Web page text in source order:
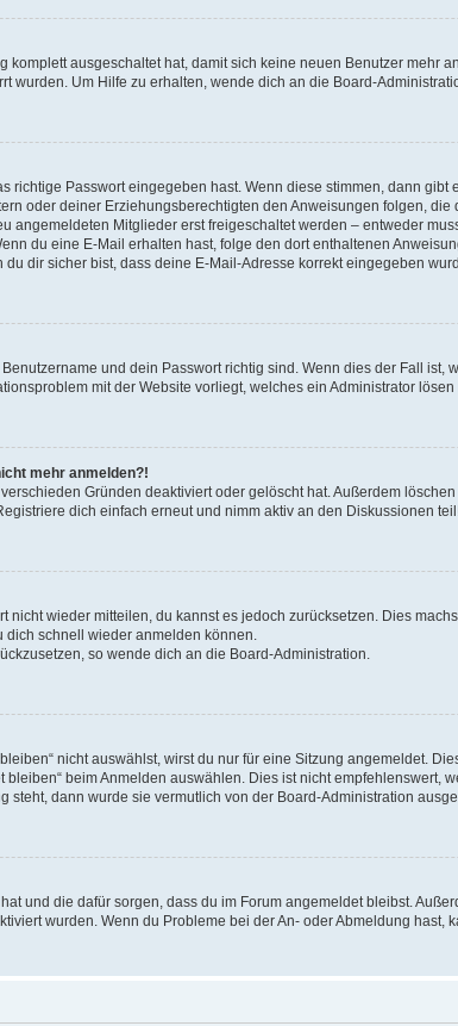
komplett ausgeschaltet hat, damit sich keine neuen Benutzer mehr
wurden. Um Hilfe zu erhalten, wende dich an die Board-
richtige Passwort eingegeben hast. Wenn diese stimmen, dann gibt
oder deiner Erziehungsberechtigten den Anweisungen folgen,
angemeldeten Mitglieder erst freigeschaltet werden – entweder
du eine E-Mail erhalten hast, folge den dort enthaltenen
dir sicher bist, dass deine E-Mail-Adresse korrekt eingegeben
und dein Passwort richtig sind. Wenn dies der Fall
mit der Website vorliegt, welches ein Administrator lösen
mehr anmelden?!
Gründen deaktiviert oder gelöscht hat. Außerdem
dich einfach erneut und nimm aktiv an den Diskussionen
nicht wieder mitteilen, du kannst es jedoch zurücksetzen. Dies
dich schnell wieder anmelden können.
so wende dich an die Board-Administration.
nicht auswählst, wirst du nur für eine Sitzung angemeldet.
beim Anmelden auswählen. Dies ist nicht empfehlenswert,
steht, dann wurde sie vermutlich von der Board-Administration
und die dafür sorgen, dass du im Forum angemeldet bleibst.
wurden. Wenn du Probleme bei der An- oder Abmeldung hast,